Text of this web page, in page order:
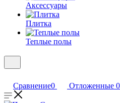
Аксессуары
Плитка
Теплые полы
Сравнение0 Отложенные 0